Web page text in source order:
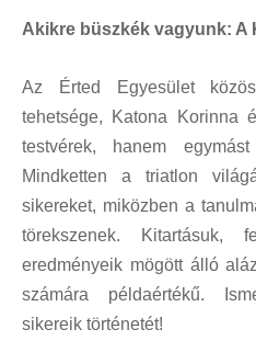
Akikre büszkék vagyunk: A
Az Érted Egyesület
tehetsége, Katona Korinna
testvérek, hanem
Mindketten a triatlon
sikereket, miközben a
törekszenek. Kitartásuk,
eredményeik mögött álló
számára példaértékű.
sikereik történetét!